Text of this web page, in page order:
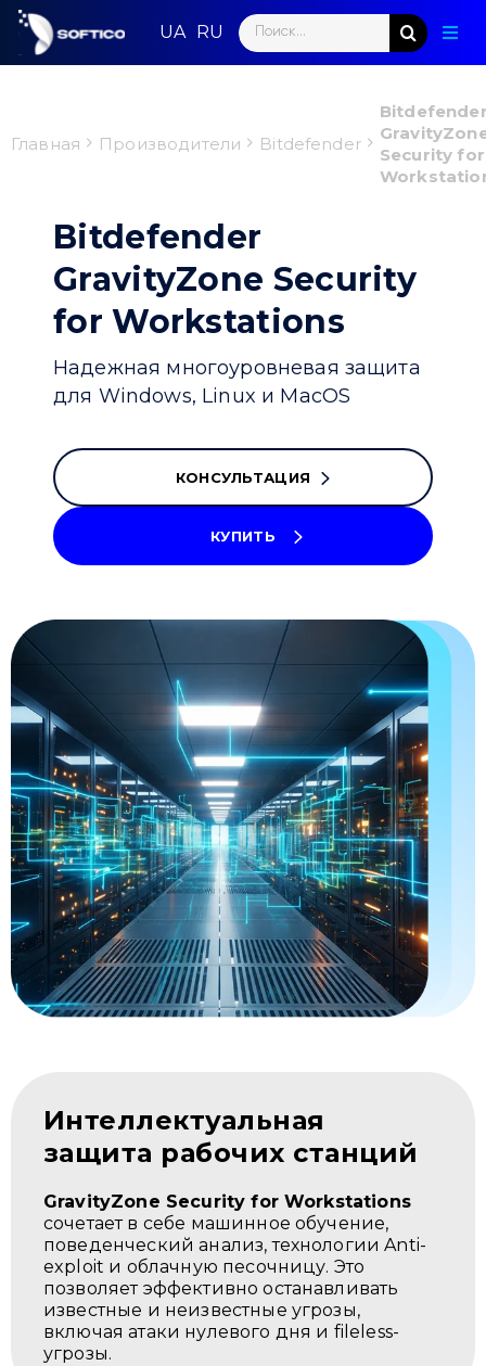
Skip
content
Search
for:
Главная Производители Bitdefender
Security for
Bitdefender
GravityZone Security
for Workstations
Надежная многоуровневая защита
для Windows, Linux и MacOS
КОНСУЛЬТАЦИЯ
КУПИТЬ
Интеллектуальная
защита рабочих станций
GravityZone Security for Workstations
сочетает в себе машинное обучение,
поведенческий анализ, технологии Anti-
exploit и облачную песочницу. Это
позволяет эффективно останавливать
известные и неизвестные угрозы,
включая атаки нулевого дня и fileless-
угрозы.